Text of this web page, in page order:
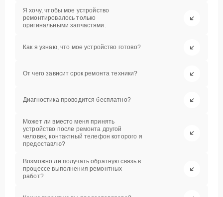
Я хочу, чтобы мое устройство
ремонтировалось только
оригинальными запчастями.
Как я узнаю, что мое устройство готово?
От чего зависит срок ремонта техники?
Диагностика проводится бесплатно?
Может ли вместо меня принять
устройство после ремонта другой
человек, контактный телефон которого я
предоставлю?
Возможно ли получать обратную связь в
процессе выполнения ремонтных
работ?